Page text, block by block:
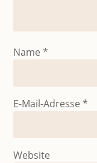
Name*
E-Mail-Adresse*
Website